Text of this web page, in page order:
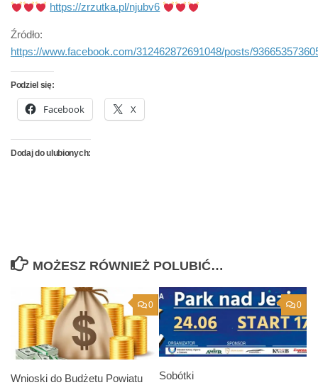
https://zrzutka.pl/njubv6
Źródło:
https://www.facebook.com/312462872691048/posts/
Podziel się:
Facebook X
Dodaj do ulubionych:
MOŻESZ RÓWNIEŻ POLUBIĆ…
0
Wnioski do Budżetu Powiatu
0
Sobótki